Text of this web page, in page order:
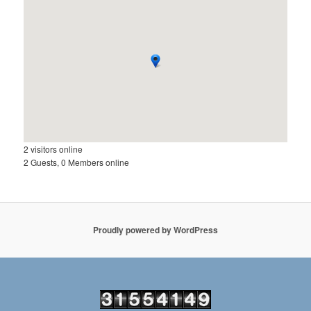
2 visitors online
2 Guests, 0 Members online
Proudly powered by WordPress